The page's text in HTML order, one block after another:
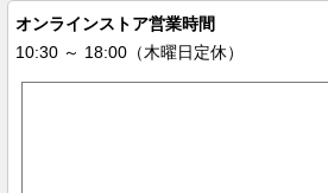
オンラインストア営業時間
10:30 ～ 18:00（木曜日定休）